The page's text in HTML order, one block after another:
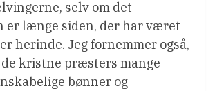
selv om det
er længe siden, der har været
herinde. Jeg fornemmer også,
kristne præsters mange
bønner og